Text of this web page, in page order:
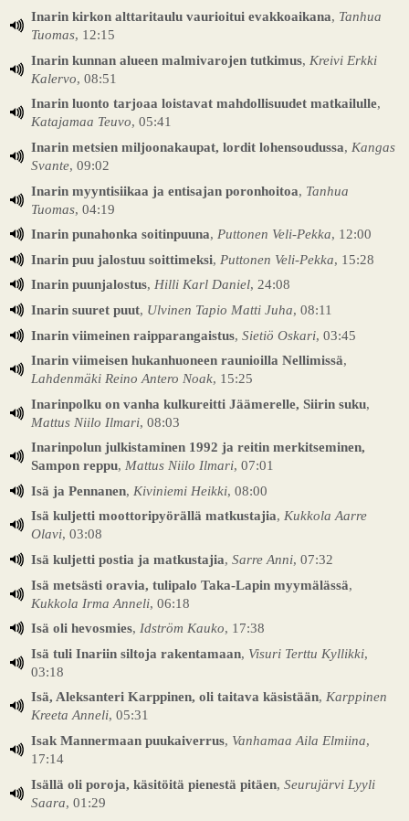
Inarin kirkon alttaritaulu vaurioitui evakkoaikana, Tanhua
Tuomas, 12:15
Inarin kunnan alueen malmivarojen tutkimus, Kreivi Erkki
Kalervo, 08:51
Inarin luonto tarjoaa loistavat mahdollisuudet matkailulle,
Katajamaa Teuvo, 05:41
Inarin metsien miljoonakaupat, lordit lohensoudussa, Kangas
Svante, 09:02
Inarin myyntisiikaa ja entisajan poronhoitoa, Tanhua
Tuomas, 04:19
Inarin punahonka soitinpuuna, Puttonen Veli-Pekka, 12:00
Inarin puu jalostuu soittimeksi, Puttonen Veli-Pekka, 15:28
Inarin puunjalostus, Hilli Karl Daniel, 24:08
Inarin suuret puut, Ulvinen Tapio Matti Juha, 08:11
Inarin viimeinen raipparangaistus, Sietiö Oskari, 03:45
Inarin viimeisen hukanhuoneen raunioilla Nellimissä,
Lahdenmäki Reino Antero Noak, 15:25
Inarinpolku on vanha kulkureitti Jäämerelle, Siirin suku,
Mattus Niilo Ilmari, 08:03
Inarinpolun julkistaminen 1992 ja reitin merkitseminen,
Sampon reppu, Mattus Niilo Ilmari, 07:01
Isä ja Pennanen, Kiviniemi Heikki, 08:00
Isä kuljetti moottoripyörällä matkustajia, Kukkola Aarre
Olavi, 03:08
Isä kuljetti postia ja matkustajia, Sarre Anni, 07:32
Isä metsästi oravia, tulipalo Taka-Lapin myymälässä,
Kukkola Irma Anneli, 06:18
Isä oli hevosmies, Idström Kauko, 17:38
Isä tuli Inariin siltoja rakentamaan, Visuri Terttu Kyllikki,
03:18
Isä, Aleksanteri Karppinen, oli taitava käsistään, Karppinen
Kreeta Anneli, 05:31
Isak Mannermaan puukaiverrus, Vanhamaa Aila Elmiina,
17:14
Isällä oli poroja, käsitöitä pienestä pitäen, Seurujärvi Lyyli
Saara, 01:29